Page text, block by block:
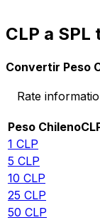
CLP a
Convertir Peso
Rate
Peso Chileno
1 CLP
5 CLP
10 CLP
25 CLP
50 CLP